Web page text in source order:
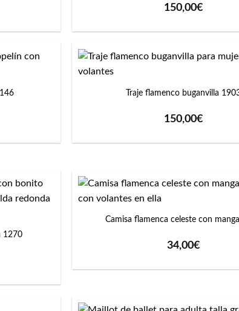
150,00€
Traje flamenco buganvilla
150,00€
1270
Camisa flamenca celeste con
34,00€
+